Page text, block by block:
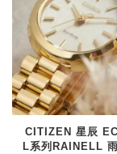
CITIZEN 星辰
L系列RAINELL